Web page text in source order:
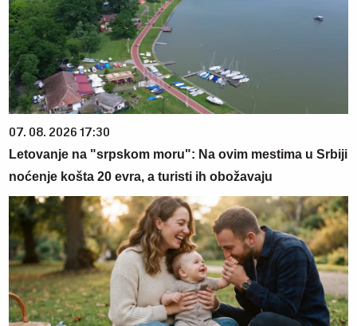
07. 08. 2026 17:30
Letovanje na "srpskom moru": Na ovim mestima u Srbiji
noćenje košta 20 evra, a turisti ih obožavaju